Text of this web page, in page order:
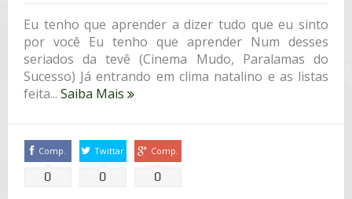
Eu tenho que aprender a dizer tudo que eu sinto
por você Eu tenho que aprender Num desses
seriados da tevê (Cinema Mudo, Paralamas do
Sucesso) Já entrando em clima natalino e as listas
feita... Saiba Mais
Comp.
0
Twittar
0
Comp.
0